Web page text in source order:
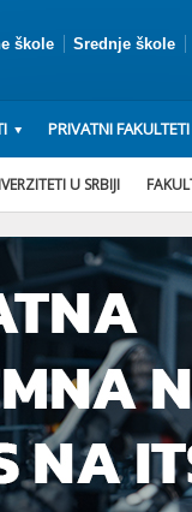
škole Srednje škole
PRIVATNI FAKULTETI
U SRBIJI